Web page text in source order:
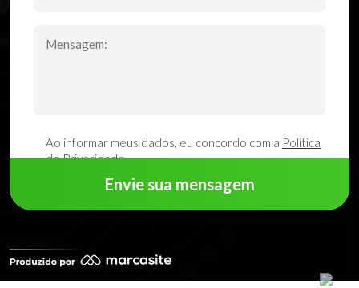
Ao informar meus dados, eu concordo com a Política
de Privacidade